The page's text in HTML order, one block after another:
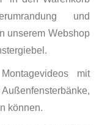
und
unserem Webshop
mit
können.